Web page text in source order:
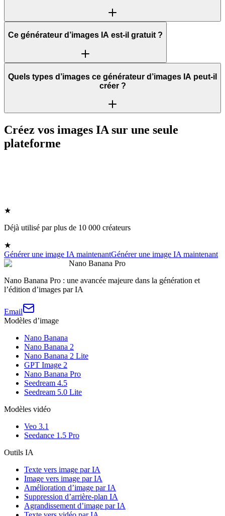
Ce générateur d’images IA est-il gratuit ?
Quels types d’images ce générateur d’images IA peut-il
créer ?
Créez vos images IA sur une seule
plateforme
★
Déjà utilisé par plus de 10 000 créateurs
★
Générer une image IA maintenantGénérer une image IA maintenant
Nano Banana Pro
Nano Banana Pro : une avancée majeure dans la génération et
l’édition d’images par IA
Email
Modèles d’image
Nano Banana
Nano Banana 2
Nano Banana 2 Lite
GPT Image 2
Nano Banana Pro
Seedream 4.5
Seedream 5.0 Lite
Modèles vidéo
Veo 3.1
Seedance 1.5 Pro
Outils IA
Texte vers image par IA
Image vers image par IA
Amélioration d’image par IA
Suppression d’arrière-plan IA
Agrandissement d’image par IA